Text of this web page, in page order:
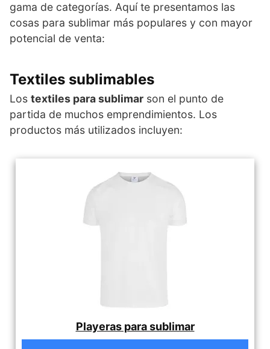
gama de categorías. Aquí te presentamos las
cosas para sublimar más populares y con mayor
potencial de venta:
Textiles sublimables
Los textiles para sublimar son el punto de
partida de muchos emprendimientos. Los
productos más utilizados incluyen:
Playeras para sublimar